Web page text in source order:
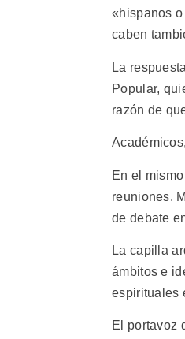
«hispanos
caben
La
Popular,
razón de
En el
reuniones.
de debate
La capilla
ámbitos e
espirituales
El portavoz